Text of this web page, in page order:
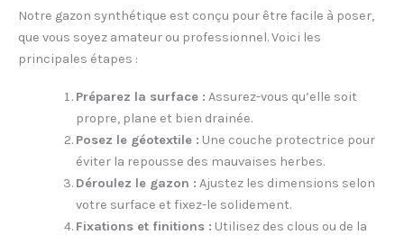
Notre gazon synthétique est conçu pour être facile à poser,
que vous soyez amateur ou professionnel. Voici les
principales étapes :
Préparez la surface : Assurez-vous qu’elle soit
propre, plane et bien drainée.
Posez le géotextile : Une couche protectrice pour
éviter la repousse des mauvaises herbes.
Déroulez le gazon : Ajustez les dimensions selon
votre surface et fixez-le solidement.
Fixations et finitions : Utilisez des clous ou de la